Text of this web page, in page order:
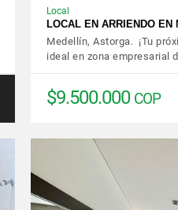
Local
LOCAL EN ARRIENDO
Medellín, Astorga. ¡Tu
ideal en zona empresarial
$9.500.000 COP